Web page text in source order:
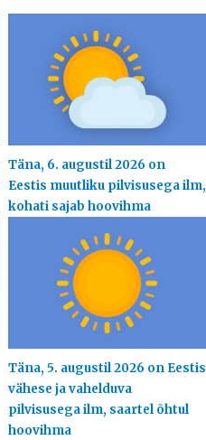
Täna, 6. augustil 2026 on
Eestis muutliku pilvisusega ilm,
kohati sajab hoovihma
Täna, 5. augustil 2026 on Eestis
vähese ja vahelduva
pilvisusega ilm, saartel õhtul
hoovihma